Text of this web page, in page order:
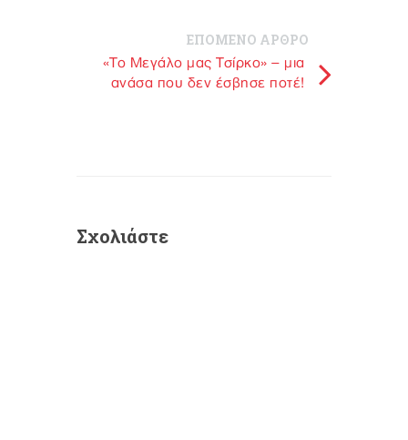
ΕΠΟΜΕΝΟ ΑΡΘΡΟ
«Το Μεγάλο μας Τσίρκο» – μια
ανάσα που δεν έσβησε ποτέ!
Σχολιάστε